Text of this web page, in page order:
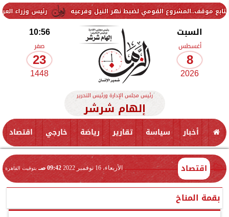
رئيس وزراء العراق يتلقى دعوة جديدة لضبط نهر النيل وفرعيه
السبت
أغسطس
8
2026
10:56
صفر
23
1448
رئيس مجلس الإدارة ورئيس التحرير
إلهام شرشر
أخبار سياسة تقارير رياضة خارجي اقتصاد
اقتصاد الأربعاء، 16 نوفمبر 2022 09:42 صـ بتوقيت القاهرة
بقمة المناخ